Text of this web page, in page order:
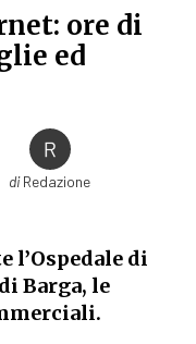
ore di
ed
ore di
diRedazione
l’Ospedale di
Barga, le